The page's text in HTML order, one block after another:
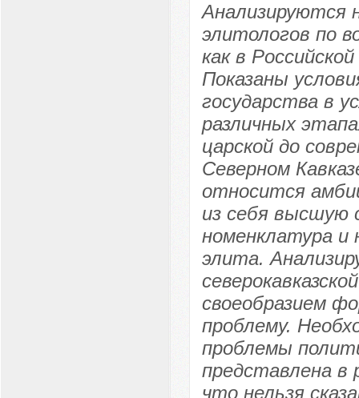
Анализируются
элитологов по
как в
Показаны
государства в
различных
царской до
Северном
относится
из себя высшую
номенклатура и
элита.
своеобразием
проблему.
проблемы
представлена в
что нельзя